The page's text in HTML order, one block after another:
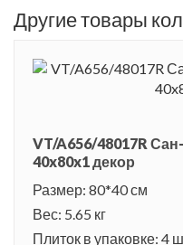
Другие товары
VT/A656/48017R
40x80x1 декор
Размер: 80*40 см
Вес: 5.65 кг
Плиток в упаковке: 4